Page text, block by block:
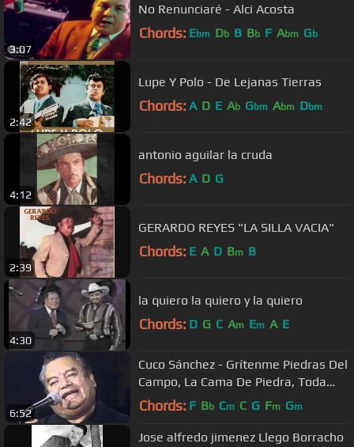
3:07
No Renunciaré - Alci Acosta
Chords: Ebm Db B Bb F Abm Gb
2:42
Lupe Y Polo - De Lejanas Tierras
Chords: A D E Ab Gbm Abm Dbm
4:12
antonio aguilar la cruda
Chords: A D G
2:39
GERARDO REYES "LA SILLA VACIA"
Chords: E A D Bm B
4:30
la quiero la quiero y la quiero
Chords: D G C Am Em A E
6:52
Cuco Sánchez - Grítenme Piedras Del
Campo, La Cama De Piedra, Toda
Una Vida
Chords: F Bb Cm C G Fm Gm
Jose alfredo jimenez Llego Borracho